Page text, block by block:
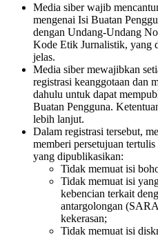
Media siber wajib
mengenai Isi Buatan
dengan Undang-Undang
Kode Etik Jurnalistik, yang
jelas.
Media siber mewajibkan
registrasi keanggotaan dan
dahulu untuk dapat
Buatan Pengguna.
lebih lanjut.
Dalam registrasi tersebut,
memberi persetujuan
yang dipublikasikan:
Tidak memuat isi
Tidak memuat isi
kebencian terkait
antargolongan
kekerasan;
Tidak memuat isi